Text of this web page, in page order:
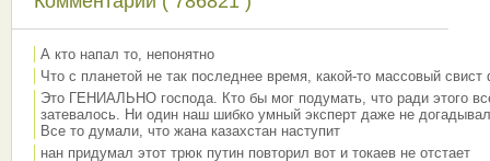
А кто напал то, непонятно
Что с планетой не так последнее время, какой-то массовый свист
Это ГЕНИАЛЬНО господа. Кто бы мог подумать, что ради этого
затевалось. Ни один наш шибко умный эксперт даже не
Все то думали, что жана казахстан наступит
нан придумал этот трюк путин повторил вот и токаев не отстает